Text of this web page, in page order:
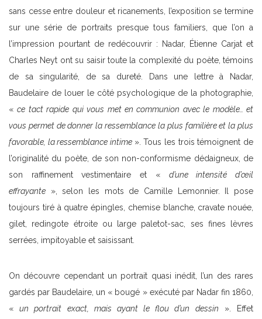
sans cesse entre douleur et ricanements, l’exposition se termine
sur une série de portraits presque tous familiers, que l’on a
l’impression pourtant de redécouvrir : Nadar, Étienne Carjat et
Charles Neyt ont su saisir toute la complexité du poète, témoins
de sa singularité, de sa dureté. Dans une lettre à Nadar,
Baudelaire de louer le côté psychologique de la photographie,
«ce tact rapide qui vous met en communion avec le modèle… et
vous permet de donner la ressemblance la plus familière et la plus
favorable, la ressemblance intime ». Tous les trois témoignent de
l’originalité du poète, de son non-conformisme dédaigneux, de
son raffinement vestimentaire et « d’une intensité d’œil
effrayante », selon les mots de Camille Lemonnier. Il pose
toujours tiré à quatre épingles, chemise blanche, cravate nouée,
gilet, redingote étroite ou large paletot-sac, ses fines lèvres
serrées, impitoyable et saisissant.
On découvre cependant un portrait quasi inédit, l’un des rares
gardés par Baudelaire, un « bougé » exécuté par Nadar fin 1860,
«un portrait exact, mais ayant le flou d’un dessin ». Effet